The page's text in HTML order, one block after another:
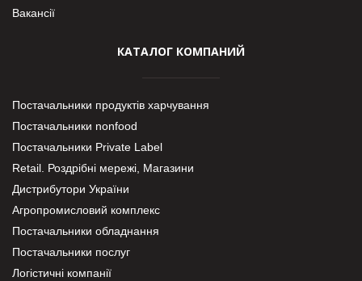
Вакансії
КАТАЛОГ КОМПАНИЙ
Постачальники продуктів харчування
Постачальники nonfood
Постачальники Private Label
Retail. Роздрібні мережі, Магазини
Дистрибутори України
Агропромисловий комплекс
Постачальники обладнання
Постачальники послуг
Логістичні компанії